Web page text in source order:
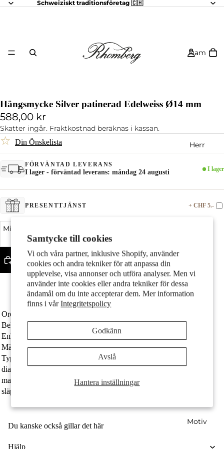
Samtycke till cookies
Vi och våra partner, inklusive Shopify, använder
cookies och andra tekniker för att anpassa din
upplevelse, visa annonser och utföra analyser. Men vi
använder inte cookies eller andra tekniker för dessa
ändamål om du inte accepterar dem. Mer information
finns i vårIntegritetspolicy
Hantera inställningar
Godkänn
Avslå
Schweiziskt traditionsföretag 🇨🇭
Dam
Herr
Motiv
Hängsmycke Silver patinerad Edelweiss Ø14 mm
588,00 kr
Skatter ingår. Fraktkostnad beräknas i kassan.
☆ Din Önskelista
FÖRVÄNTAD LEVERANS
I lager - förväntad leverans: måndag 24 augusti I lager
PRESENTTJÄNST + CHF 5.-
Minska kvantitet
Öka kvantitet
Lägg till i varukorgen
Fint silver med stämpel 925
Öglan har en innerdiameter på 5.2 mm
Diametern är 14 mm
Ordernummer
Beläggning
patinerad
Enhet
Målgrupp
damer
Typ av smycken
diameter
14 mm
material
Silver
släpvagnsögla
Du kanske också gillar det här
Hjälp